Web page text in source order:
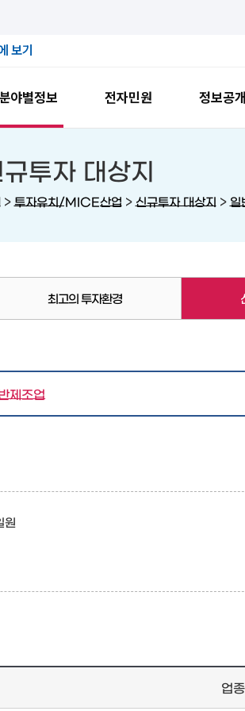
보기
분야별정보 전자민원 정보공
규투자 대상지
> 투자유치/MICE산업 > 신규투자 대상지 > 일
최고의 투자환경
제조업
원
업종